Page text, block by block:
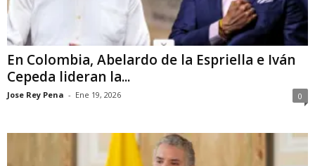
En Colombia, Abelardo de la Espriella e Iván
Cepeda lideran la...
Jose Rey Pena - Ene 19, 2026 0